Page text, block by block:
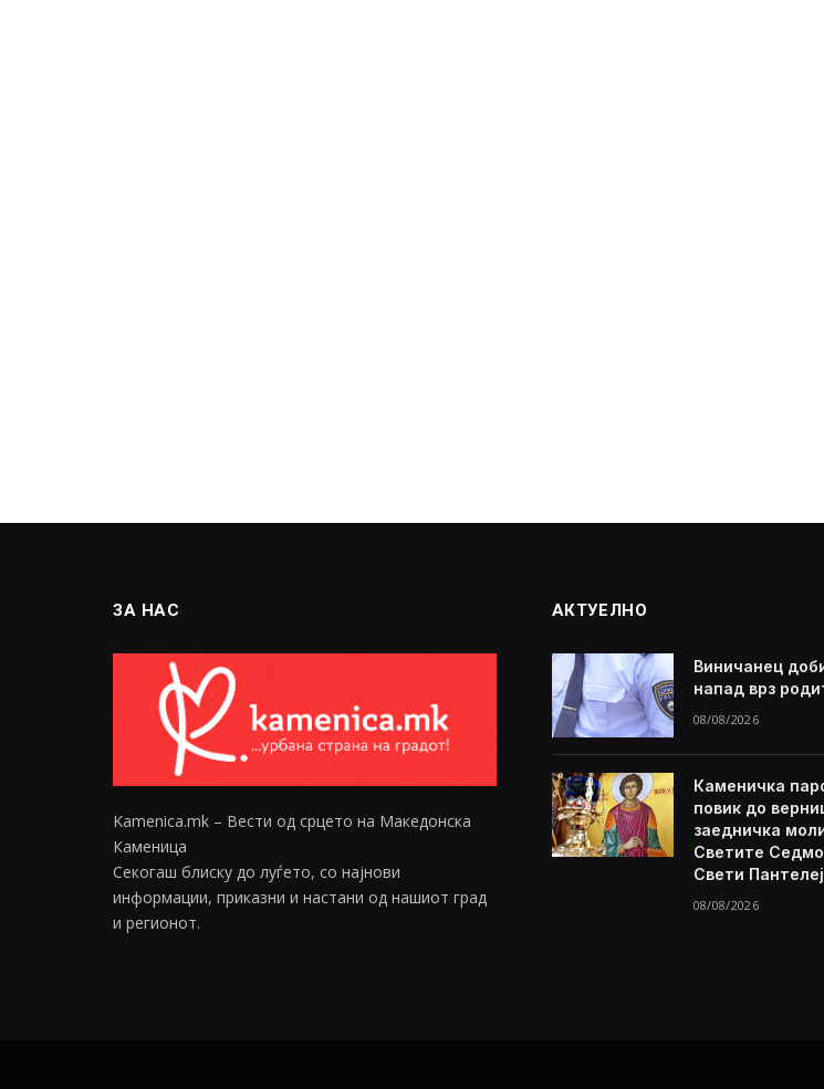
ЗА НАС
Kamenica.mk – Вести од срцето на Македонска
Каменица
Секогаш блиску до луѓето, со најнови
информации, приказни и настани од нашиот град
и регионот.
АКТУЕЛНО
Виничанец
напад врз
08/08/2026
Каменичка
повик до
заедничка
Светите
Свети
08/08/2026